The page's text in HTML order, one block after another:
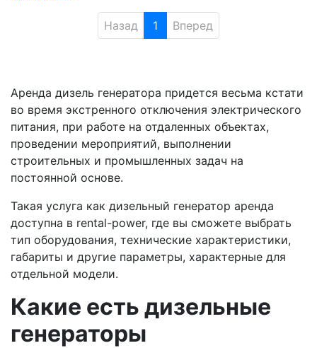
Назад 1 Вперед
Аренда дизель генератора придется весьма кстати
во время экстренного отключения электрического
питания, при работе на отдаленных объектах,
проведении мероприятий, выполнении
строительных и промышленных задач на
постоянной основе.
Такая услуга как дизельный генератор аренда
доступна в rental-power, где вы сможете выбрать
тип оборудования, технические характеристики,
габариты и другие параметры, характерные для
отдельной модели.
Какие есть дизельные
генераторы